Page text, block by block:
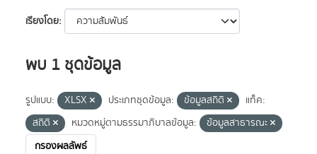
เรียงโดย
พบ 1 ชุดข้อมูล
รูปแบบ: XLSX ประเภทชุดข้อมูล: ข้อมูลสถิติ
แท็ค:
สถิติ
หมวดหมู่ตามธรรมาภิบาลข้อมูล:
ข้อมูลสาธารณะ
กรองผลลัพธ์